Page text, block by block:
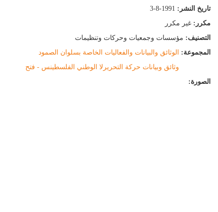
تاريخ النشر: 3-8-1991
مكرر: غير مكرر
التصنيف: مؤسسات وجمعيات وحركات وتنظيمات
المجموعة:
الوثائق والبيانات والفعاليات الخاصة بسلوان الصمود
وثائق وبيانات حركة التحريرلا الوطني الفلسطينس - فتح
الصورة: